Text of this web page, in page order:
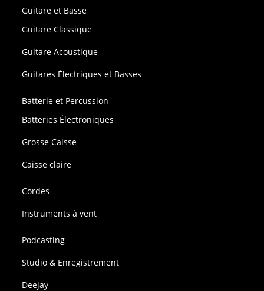
Guitare et Basse
Guitare Classique
Guitare Acoustique
Guitares Électriques et Basses
Batterie et Percussion
Batteries Électroniques
Grosse Caisse
Caisse claire
Cordes
Instruments à vent
Podcasting
Studio & Enregistrement
Deejay